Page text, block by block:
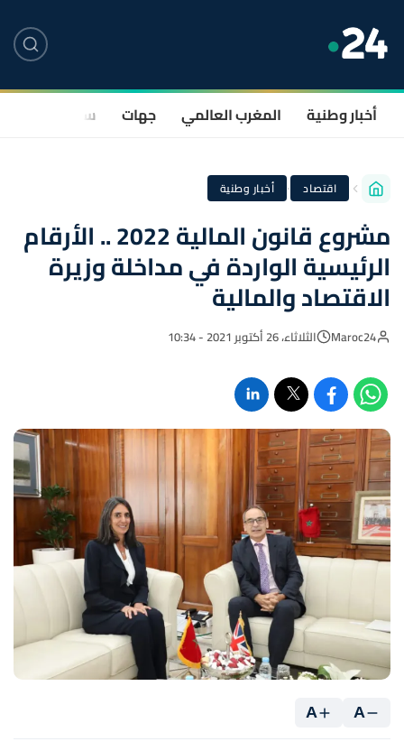
أخبار وطنية المغرب العالمي جهات سياسة
اقتصاد · أخبار وطنية
مشروع قانون المالية 2022 .. الأرقام
الرئيسية الواردة في مداخلة وزيرة
الاقتصاد والمالية
Maroc24 الثلاثاء، 26 أكتوبر 2021 - 10:34
A
A